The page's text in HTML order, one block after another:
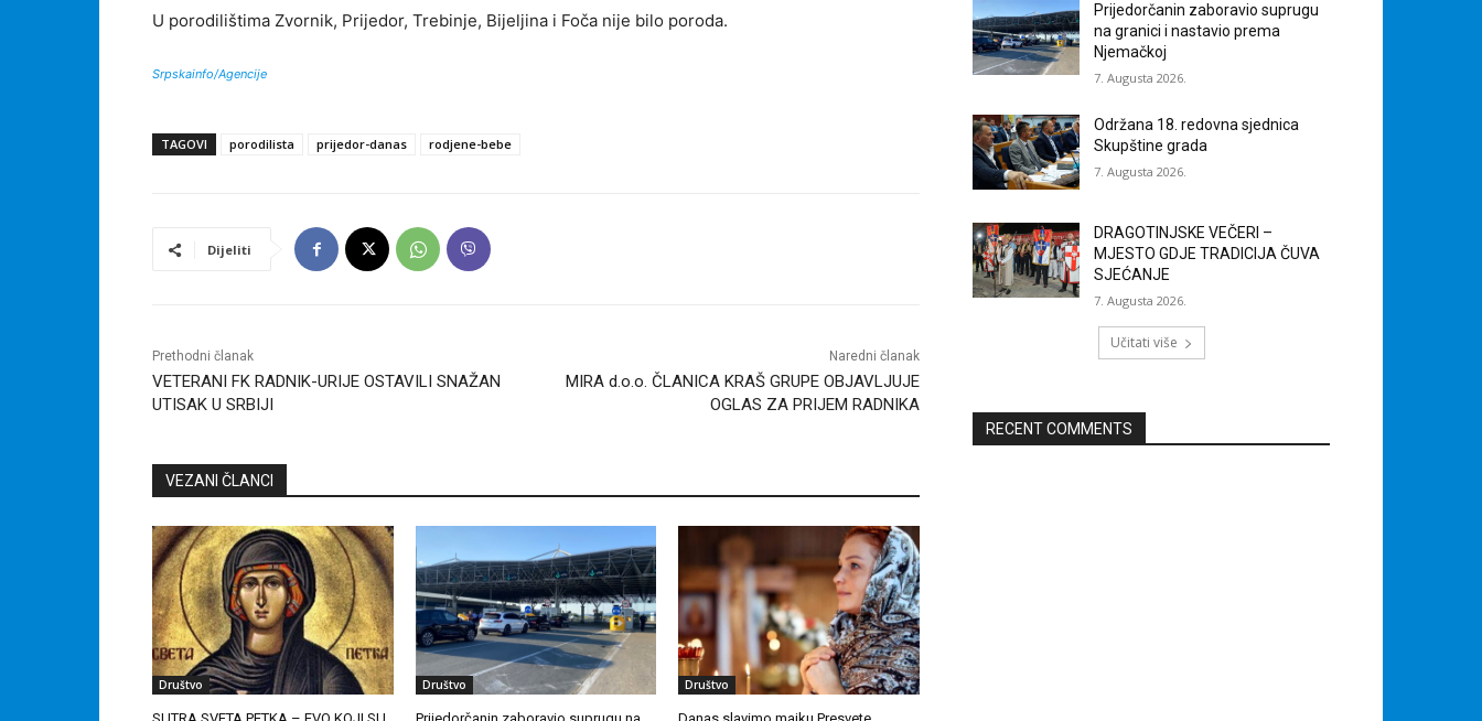
U porodilištima Zvornik, Prijedor, Trebinje, Bijeljina i Foča nije bilo poroda.
Srpskainfo/Agencije
TAGOVI porodilista prijedor-danas rodjene-bebe
Dijeliti
Prethodni članak
VETERANI FK RADNIK-URIJE OSTAVILI SNAŽAN
UTISAK U SRBIJI
Naredni članak
MIRA d.o.o. ČLANICA KRAŠ GRUPE OBJAVLJUJE
OGLAS ZA PRIJEM RADNIKA
VEZANI ČLANCI
Društvo Društvo Društvo
Prijedorčanin zaboravio suprugu
na granici i nastavio prema
Njemačkoj
7. Augusta 2026.
Održana 18. redovna sjednica
Skupštine grada
7. Augusta 2026.
DRAGOTINJSKE VEČERI –
MJESTO GDJE TRADICIJA ČUVA
SJEĆANJE
7. Augusta 2026.
Učitati više
RECENT COMMENTS